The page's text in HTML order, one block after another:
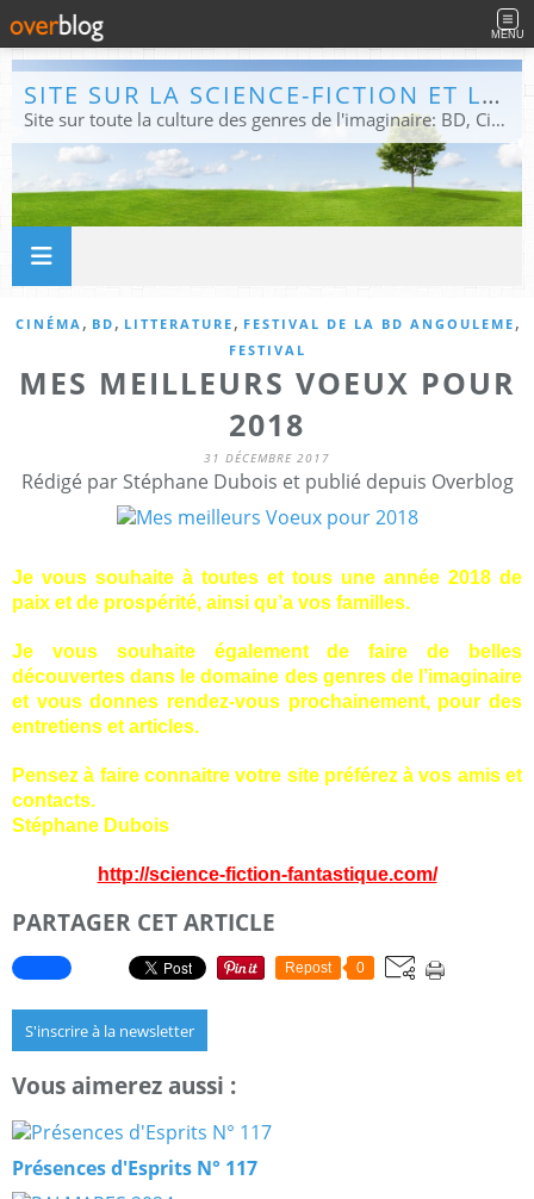
MENU
SITE SUR LA SCIENCE-FICTION ET LE FANTASTIQUE
Site sur toute la culture des genres de l'imaginaire: BD, Cinéma, Livre, Jeux, Théâtre. Présent dans les principaux festivals de film fantastique e de science-fiction, salons et conventions.
CINÉMA , BD , LITTERATURE , FESTIVAL DE LA BD ANGOULEME ,
FESTIVAL
MES MEILLEURS VOEUX POUR
2018
31 DÉCEMBRE 2017
Rédigé par Stéphane Dubois et publié depuis Overblog
Je vous souhaite à toutes et tous une année 2018 de
paix et de prospérité, ainsi qu’a vos familles.
Je vous souhaite également de faire de belles
découvertes dans le domaine des genres de l’imaginaire
et vous donnes rendez-vous prochainement, pour des
entretiens et articles.
Pensez à faire connaitre votre site préférez à vos amis et
contacts.
Stéphane Dubois
http://science-fiction-fantastique.com/
PARTAGER CET ARTICLE
Repost 0
S'inscrire à la newsletter
Vous aimerez aussi :
Présences d'Esprits N° 117